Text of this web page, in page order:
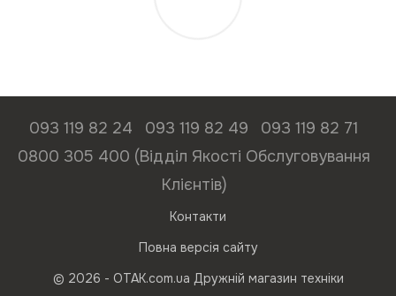
093 119 82 24 093 119 82 49
093 119 82 71
0800 305 400 (Відділ Якості Обслуговування
Клієнтів)
Контакти
Повна версія сайту
© 2026 - ОТАК.com.ua Дружній магазин техніки